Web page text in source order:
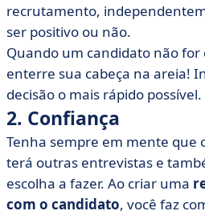
recrutamento,
ser positivo ou não.
Quando um candidato não
enterre sua cabeça na areia!
decisão o mais rápido possível.
2. Confiança
Tenha sempre em mente que
terá outras entrevistas e
escolha a fazer. Ao criar uma
com o candidato, você faz